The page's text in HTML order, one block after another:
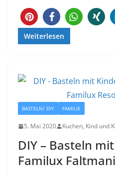
Weiterlesen
BASTELN/ DIY FAMILIE
5. Mai 2020 Kuchen, Kind und
DIY – Basteln
Familux